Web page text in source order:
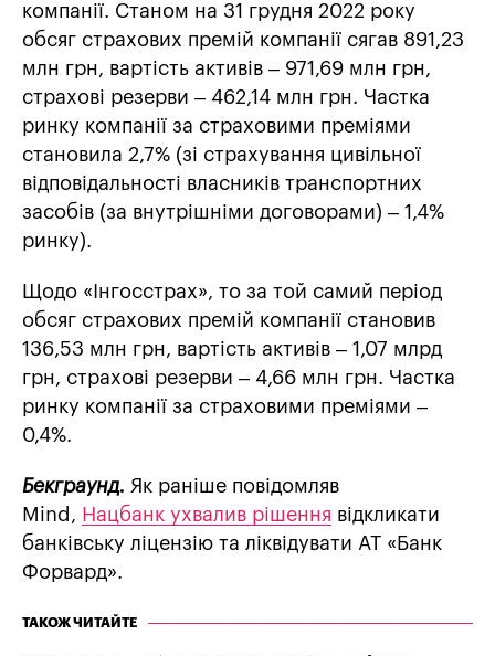
компанії. Станом на 31 грудня 2022 року
обсяг страхових премій компанії сягав 891,23
млн грн, вартість активів – 971,69 млн грн,
страхові резерви – 462,14 млн грн. Частка
ринку компанії за страховими преміями
становила 2,7% (зі страхування цивільної
відповідальності власників транспортних
засобів (за внутрішніми договорами) – 1,4%
ринку).
Щодо «Інгосстрах», то за той самий період
обсяг страхових премій компанії становив
136,53 млн грн, вартість активів – 1,07 млрд
грн, страхові резерви – 4,66 млн грн. Частка
ринку компанії за страховими преміями –
0,4%.
Бекграунд. Як раніше повідомляв
Mind, Нацбанк ухвалив рішення відкликати
банківську ліцензію та ліквідувати АТ «Банк
Форвард».
ТАКОЖ ЧИТАЙТЕ